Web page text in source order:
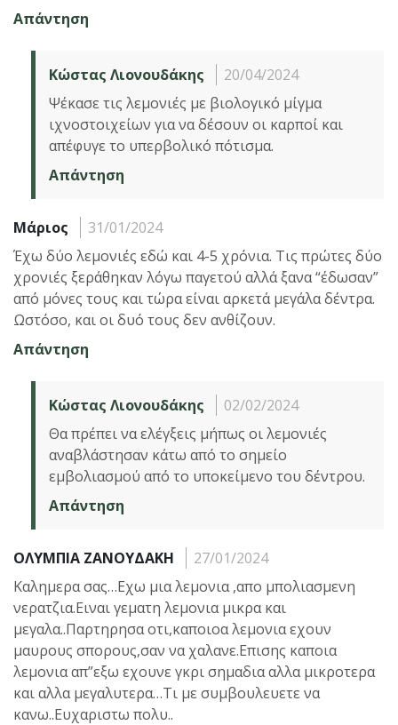
Απάντηση
Κώστας Λιονουδάκης
20/04/2024
Ψέκασε τις λεμονιές με βιολογικό μίγμα
ιχνοστοιχείων για να δέσουν οι καρποί και
απέφυγε το υπερβολικό πότισμα.
Απάντηση
Μάριος
31/01/2024
Έχω δύο λεμονιές εδώ και 4-5 χρόνια. Τις πρώτες δύο
χρονιές ξεράθηκαν λόγω παγετού αλλά ξανα “έδωσαν”
από μόνες τους και τώρα είναι αρκετά μεγάλα δέντρα.
Ωστόσο, και οι δυό τους δεν ανθίζουν.
Απάντηση
Κώστας Λιονουδάκης
02/02/2024
Θα πρέπει να ελέγξεις μήπως οι λεμονιές
αναβλάστησαν κάτω από το σημείο
εμβολιασμού από το υποκείμενο του δέντρου.
Απάντηση
ΟΛΥΜΠΙΑ ΖΑΝΟΥΔΑΚΗ
27/01/2024
Καλημερα σας…Εχω μια λεμονια ,απο μπολιασμενη
νερατζια.Ειναι γεματη λεμονια μικρα και
μεγαλα..Παρτηρησα οτι,καποιοα λεμονια εχουν
μαυρους σπορους,σαν να χαλανε.Επισης καποια
λεμονια απ”εξω εχουνε γκρι σημαδια αλλα μικροτερα
και αλλα μεγαλυτερα…Τι με συμβουλευετε να
κανω..Ευχαριστω πολυ..